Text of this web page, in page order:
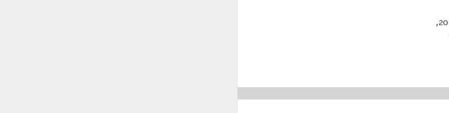
2. הצעת חוק הרשויות המקומיות (אכיפה סביבתית – סמכויות פקחים), התשס"ז-2007,